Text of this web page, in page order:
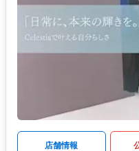
店舗情報